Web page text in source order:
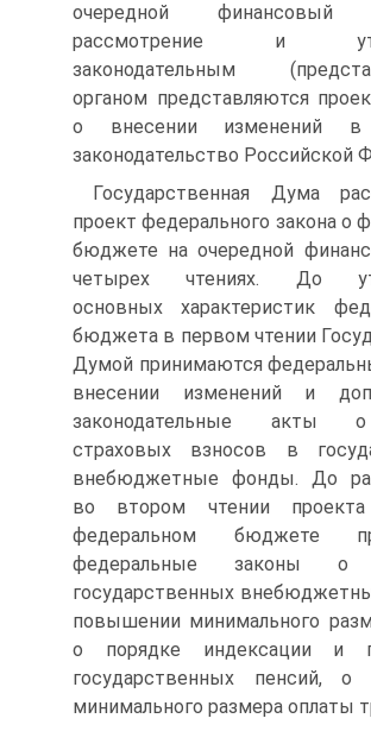
очередной
рассмотрение и
законодательным
органом представляются
о внесении изме­нений в
законодательство Российской
Государственная Дума
проект федерального закона о
бюджете на очередной
четырех чте­ниях. До
основных характеристик
бюджета в первом чтении
Думой принимаются
внесении изменений и
законодательные акты
страховых взносов в
внебюджетные фонды. До
во втором чтении
федеральном бюджете
федеральные законы о
государствен­ных
повышении минимального
о порядке индексации и
государственных пенсий, о
минимального размера оплаты